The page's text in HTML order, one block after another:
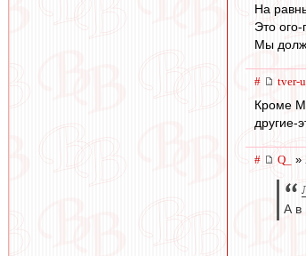
На
Это ого-
Мы
# tver-
Кроме
другие-
# Q_ »
А в